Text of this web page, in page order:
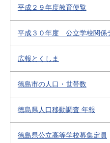
平成２９年度教育便覧
平成３０年度 公立学校関係
広報とくしま
徳島市の人口・世帯数
徳島県人口移動調査 年報
徳島県公立高等学校募集定員